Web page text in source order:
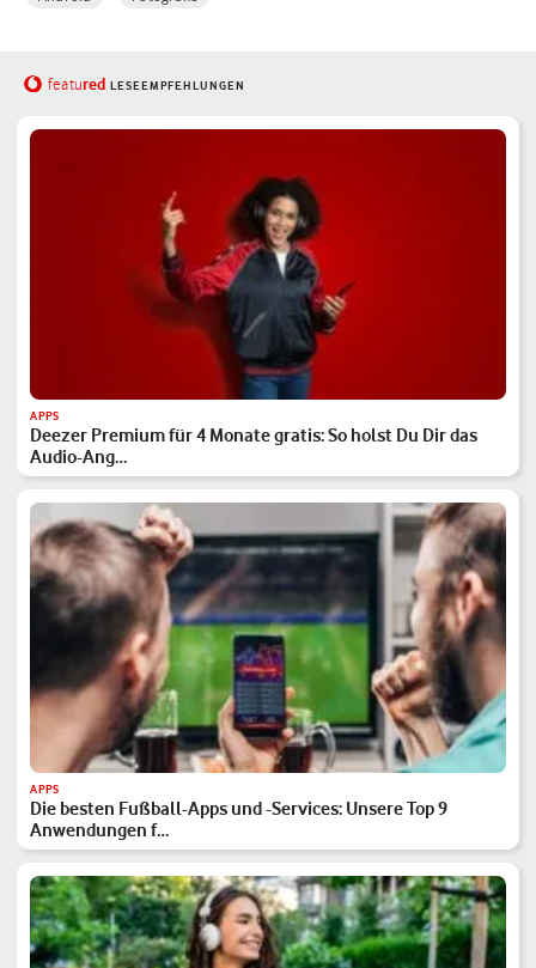
featured LESEEMPFEHLUNGEN
APPS
Deezer Premium für 4 Monate gratis: So holst Du Dir das
Audio-Ang…
APPS
Die besten Fußball-Apps und -Services: Unsere Top 9
Anwendungen f…